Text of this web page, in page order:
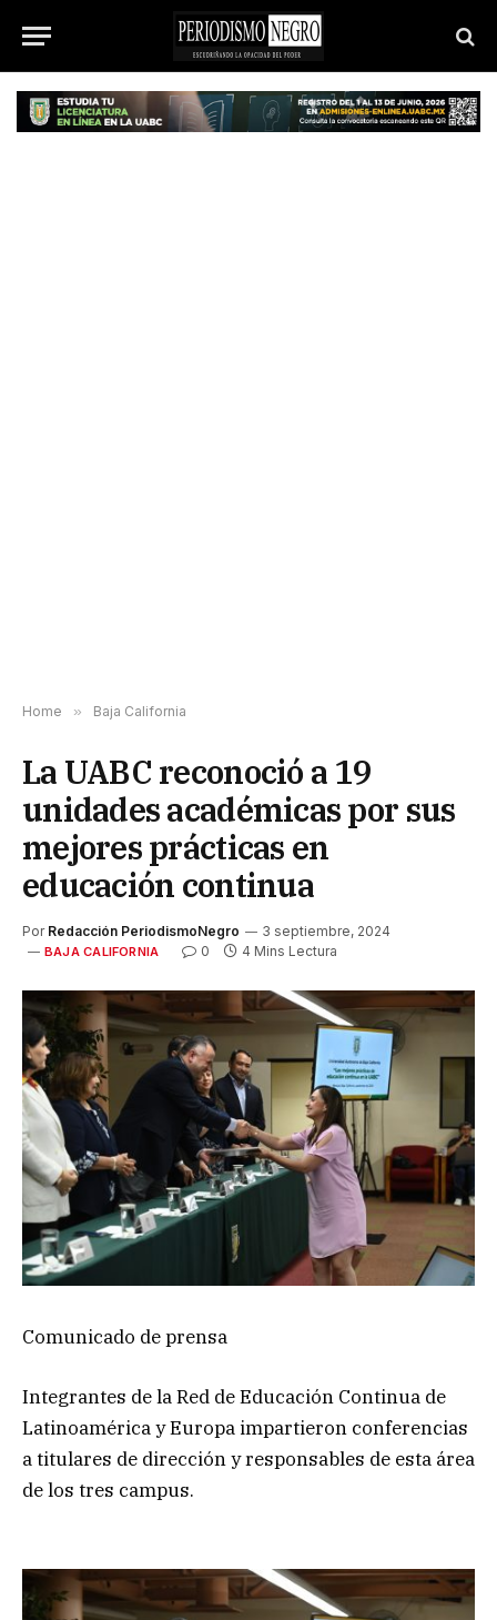
Home » Baja California
La UABC reconoció a 19
unidades académicas por sus
mejores prácticas en
educación continua
Por Redacción PeriodismoNegro 3 septiembre, 2024
BAJA CALIFORNIA 0 4 Mins Lectura
Comunicado de prensa
Integrantes de la Red de Educación Continua de
Latinoamérica y Europa impartieron conferencias
a titulares de dirección y responsables de esta área
de los tres campus.